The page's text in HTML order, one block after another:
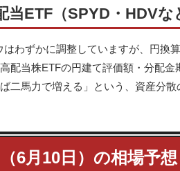
当ETF（SPYD・HDVな
わずかに調整していますが、円換
配当株ETFの円建て評価額・分配
二馬力で増える」という、資産分散
6月10日）の相場予